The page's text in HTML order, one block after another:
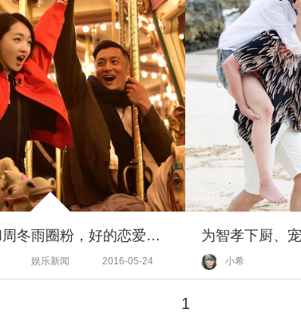
被余文乐和周冬雨圈粉，好的恋爱就是差异巨大也能为对方变成更好的彼此！
娱乐新闻 2016-05-24 小希
1